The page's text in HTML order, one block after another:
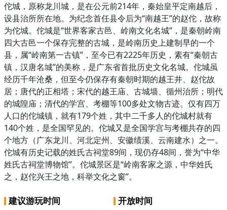
佗城，原称龙川城，是在公元前214年，秦始皇平定南越后，
设县治所所在地。为纪念首任县令后为“南越王”的赵佗，故称
为佗城。佗城是“世界客家古邑、岭南文化名城”，是秦朝岭南
四大古邑一个保存完整的古城，是岭南历史上建制早的一个
县，属“岭南第一古镇”，至今已有2225年历史，素有“秦朝古
镇，汉唐名城”的美称，是广东省首批历史文化名城。佗城虽
经历千年沧桑，但至今仍保存有秦朝时期的越王井、赵佗故
居；唐代的正相塔；宋代的越王庙、古城墙、循州治所；明代
的城隍庙；清代的学宫、考棚等100多处文物古迹。仅有四万
人口的佗城镇，就有179个姓，其中二千多人的佗城村就有
140个姓，是全国罕见的。佗城又是全国学宫与考棚共存的四
个地方（广东龙川、河北定州、安徽绩溪、云南建水）之一。
佗城有历史记载的姓氏古祠堂89间，现仍存48间，誉为“中华
姓氏古祠堂博物馆”。佗城景区是“岭南客家之源，中华姓氏
之，赵佗兴王之地，科举文化之窗”。
建议游玩时间 开放时间